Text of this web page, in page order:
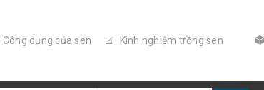
Công dụng của sen Kinh nghiệm trồng sen